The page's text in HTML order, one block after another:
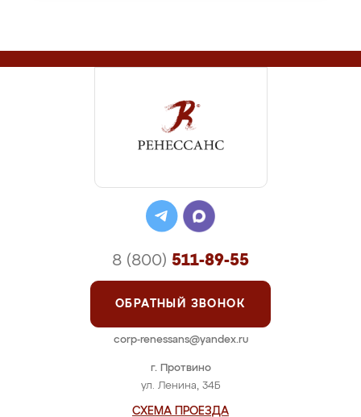
г. Протвино
ул. Ленина, 34Б
СХЕМА ПРОЕЗДА
8 (800) 511-89-55
ОБРАТНЫЙ ЗВОНОК
corp-renessans@yandex.ru